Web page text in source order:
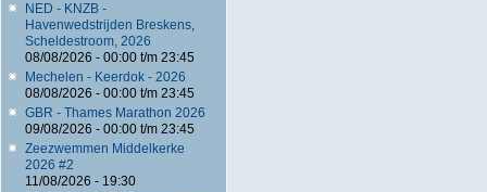
NED - KNZB -
Havenwedstrijden Breskens,
Scheldestroom, 2026
08/08/2026 - 00:00t/m 23:45
Mechelen - Keerdok - 2026
08/08/2026 - 00:00t/m 23:45
GBR - Thames Marathon 2026
09/08/2026 - 00:00t/m 23:45
Zeezwemmen Middelkerke
2026 #2
11/08/2026 - 19:30